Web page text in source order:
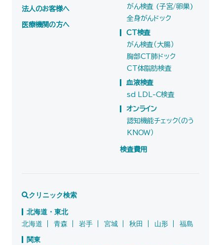
法人のお客様へ
医療機関の方へ
がん検査 (子宮/卵巣)
全身がんドック
CT検査
がん検査（大腸）
胸部CT肺ドック
CT体脂肪検査
血液検査
sd LDL-C検査
オンライン
認知機能チェック（のう
KNOW）
検査費用
クリニック検索
北海道・東北
北海道
青森 岩手 宮城 秋田 山形
福島
関東